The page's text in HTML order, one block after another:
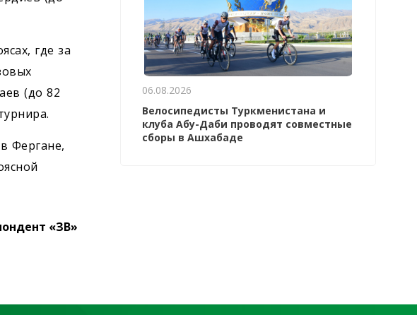
где за
(до 82
Фергане,
«ЗВ»
06.08.2026
Велосипедисты Туркменистана и
клуба Абу-Даби проводят совместные
сборы в Ашхабаде